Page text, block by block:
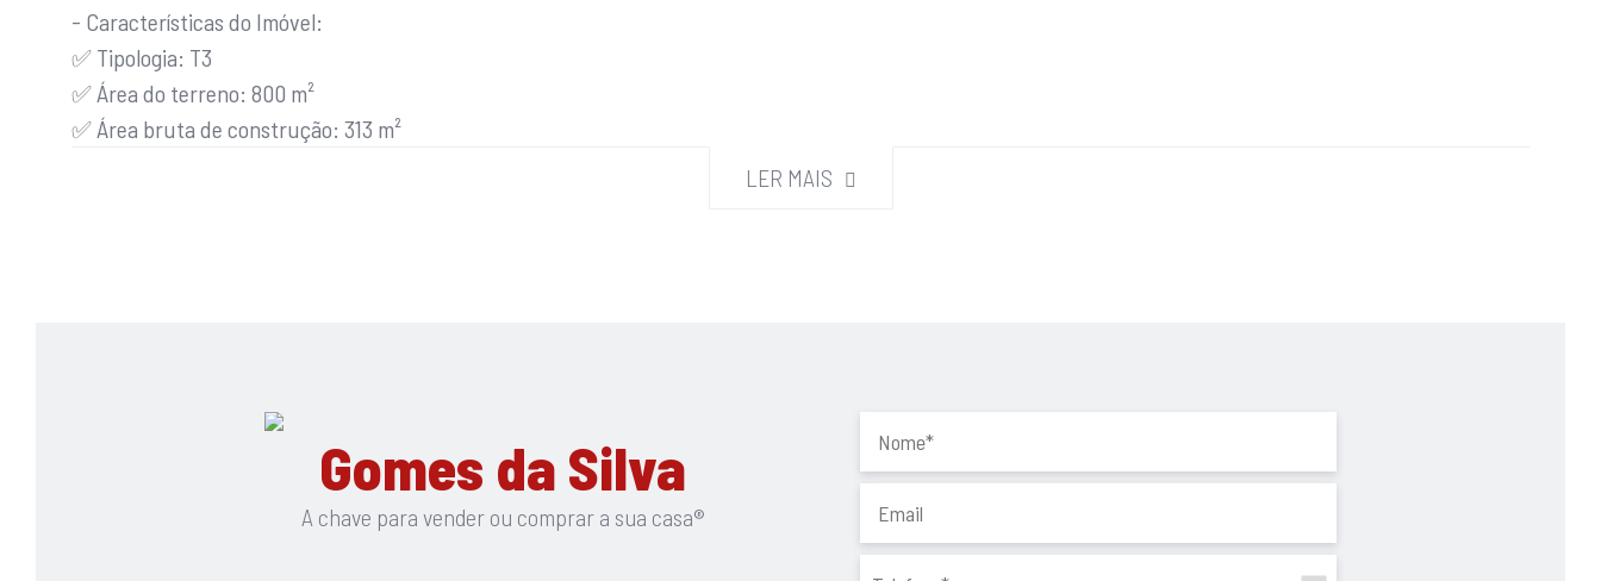
- Características do Imóvel:
✅ Tipologia: T3
✅ Área do terreno: 800 m²
✅ Área bruta de construção: 313 m²
Venha conhecer em Lagido. Verim!
Localização: https://maps.app.goo.gl/8YrRkfr6Hrx6ysoY6?g_st=iw
Porquê comprar connosco?
LER MAIS
Gomes da Silva
A chave para vender ou comprar a sua casa®